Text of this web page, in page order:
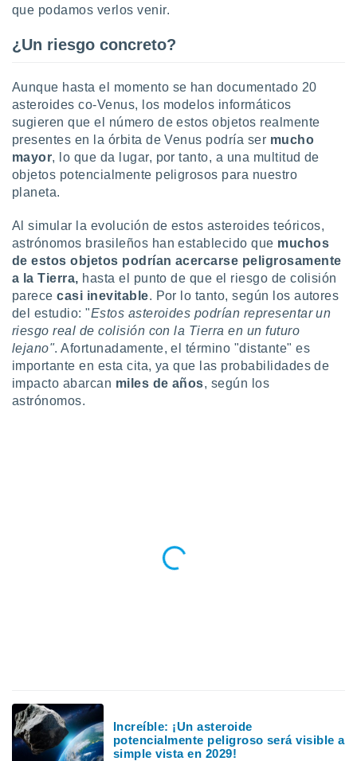
contenido
la
el
de
o a través
de
de
de
uso de
e
publicidad
publicidad
que podamos verlos venir.
¿Un riesgo concreto?
Aunque hasta el momento se han documentado 20
asteroides co-Venus, los modelos informáticos
sugieren que el número de estos objetos realmente
presentes en la órbita de Venus podría ser mucho
mayor, lo que da lugar, por tanto, a una multitud de
objetos potencialmente peligrosos para nuestro
planeta.
Al simular la evolución de estos asteroides teóricos,
astrónomos brasileños han establecido que muchos
de estos objetos podrían acercarse peligrosamente
a la Tierra, hasta el punto de que el riesgo de colisión
parececasi inevitable. Por lo tanto, según los autores
del estudio: "Estos asteroides podrían representar un
riesgo real de colisión con la Tierra en un futuro
lejano". Afortunadamente, el término "distante" es
importante en esta cita, ya que las probabilidades de
impacto abarcan miles de años, según los
astrónomos.
Increíble: ¡Un asteroide
potencialmente peligroso será visible a
simple vista en 2029!